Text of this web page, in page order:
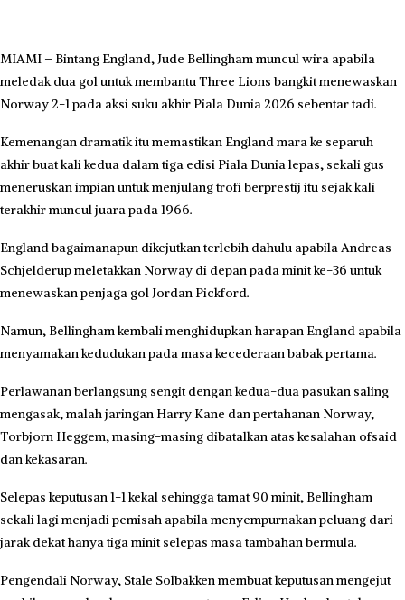
MIAMI – Bintang England, Jude Bellingham muncul wira apabila
meledak dua gol untuk membantu Three Lions bangkit menewaskan
Norway 2-1 pada aksi suku akhir Piala Dunia 2026 sebentar tadi.
Kemenangan dramatik itu memastikan England mara ke separuh
akhir buat kali kedua dalam tiga edisi Piala Dunia lepas, sekali gus
meneruskan impian untuk menjulang trofi berprestij itu sejak kali
terakhir muncul juara pada 1966.
England bagaimanapun dikejutkan terlebih dahulu apabila Andreas
Schjelderup meletakkan Norway di depan pada minit ke-36 untuk
menewaskan penjaga gol Jordan Pickford.
Namun, Bellingham kembali menghidupkan harapan England apabila
menyamakan kedudukan pada masa kecederaan babak pertama.
Perlawanan berlangsung sengit dengan kedua-dua pasukan saling
mengasak, malah jaringan Harry Kane dan pertahanan Norway,
Torbjorn Heggem, masing-masing dibatalkan atas kesalahan ofsaid
dan kekasaran.
Selepas keputusan 1-1 kekal sehingga tamat 90 minit, Bellingham
sekali lagi menjadi pemisah apabila menyempurnakan peluang dari
jarak dekat hanya tiga minit selepas masa tambahan bermula.
Pengendali Norway, Stale Solbakken membuat keputusan mengejut